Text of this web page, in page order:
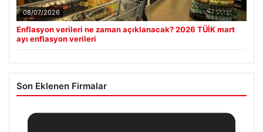
08/07/2026
Enflasyon verileri ne zaman açıklanacak? 2026 TÜİK mart
ayı enflasyon verileri
Son Eklenen Firmalar